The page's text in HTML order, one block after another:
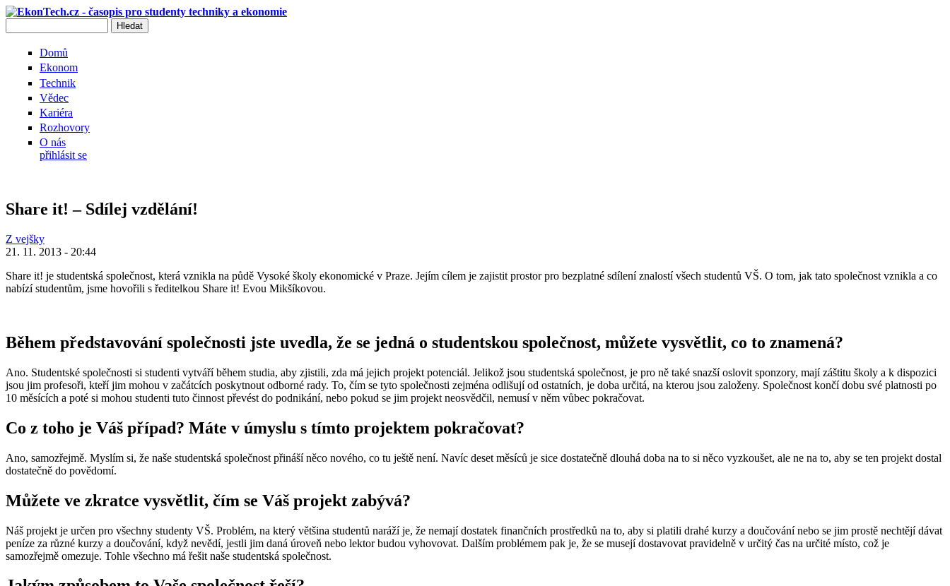
Přejít k hlavnímu obsahu
Domů
Ekonom
Technik
Vědec
Kariéra
Rozhovory
O nás
přihlásit se
Share it! – Sdílej vzdělání!
Z vejšky
21. 11. 2013 - 20:44
Share it! je studentská společnost, která vznikla na půdě Vysoké školy ekonomické v Praze. Jejím cílem je zajistit prostor pro bezplatné sdílení znalostí všech studentů VŠ. O tom, jak tato společnost vznikla a co
nabízí studentům, jsme hovořili s ředitelkou Share it! Evou Mikšíkovou.
Během představování společnosti jste uvedla, že se jedná o studentskou společnost, můžete vysvětlit, co to znamená?
Ano. Studentské společnosti si studenti vytváří během studia, aby zjistili, zda má jejich projekt potenciál. Jelikož jsou studentská společnost, je pro ně také snazší oslovit sponzory, mají záštitu školy a k dispozici
jsou jim profesoři, kteří jim mohou v začátcích poskytnout odborné rady. To, čím se tyto společnosti zejména odlišují od ostatních, je doba určitá, na kterou jsou založeny. Společnost končí dobu své platnosti po
10 měsících a poté si mohou studenti tuto činnost převést do podnikání, nebo pokud se jim projekt neosvědčil, nemusí v něm vůbec pokračovat.
Co z toho je Váš případ? Máte v úmyslu s tímto projektem pokračovat?
Ano, samozřejmě. Myslím si, že naše studentská společnost přináší něco nového, co tu ještě není. Navíc deset měsíců je sice dostatečně dlouhá doba na to si něco vyzkoušet, ale ne na to, aby se ten projekt dostal
dostatečně do povědomí.
Můžete ve zkratce vysvětlit, čím se Váš projekt zabývá?
Náš projekt je určen pro všechny studenty VŠ. Problém, na který většina studentů naráží je, že nemají dostatek finančních prostředků na to, aby si platili drahé kurzy a doučování nebo se jim prostě nechtějí dávat
peníze za různé kurzy a doučování, když nevědí, jestli jim daná úroveň nebo lektor budou vyhovovat. Dalším problémem pak je, že se musejí dostavovat pravidelně v určitý čas na určité místo, což je
samozřejmě omezuje. Tohle všechno má řešit naše studentská společnost.